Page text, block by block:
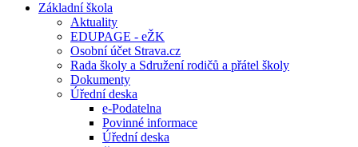
Základní škola
Aktuality
EDUPAGE - eŽK
Osobní účet Strava.cz
Rada školy a Sdružení rodičů a přátel školy
Dokumenty
Úřední deska
e-Podatelna
Povinné informace
Úřední deska